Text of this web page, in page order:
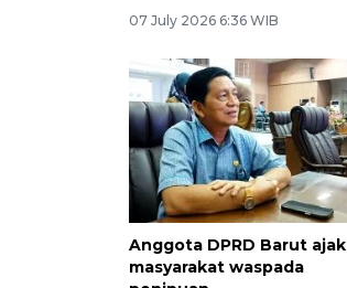
07 July 2026 6:36 WIB
Anggota DPRD Barut ajak
masyarakat waspada